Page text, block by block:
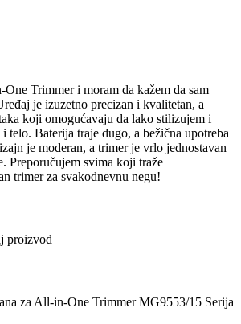
Trimmer i moram da kažem da sam
je izuzetno precizan i kvalitetan, a
koji omogućavaju da lako stilizujem i
telo. Baterija traje dugo, a bežična upotreba
je moderan, a trimer je vrlo jednostavan
Preporučujem svima koji traže
trimer za svakodnevnu negu!
proizvod
za All-in-One Trimmer MG9553/15 Serija